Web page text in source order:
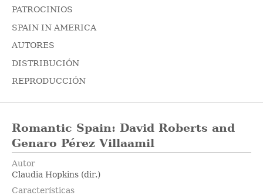
PATROCINIOS
SPAIN IN AMERICA
AUTORES
DISTRIBUCIÓN
REPRODUCCIÓN
Romantic Spain: David Roberts and
Genaro Pérez Villaamil
Autor
Claudia Hopkins (dir.)
Características